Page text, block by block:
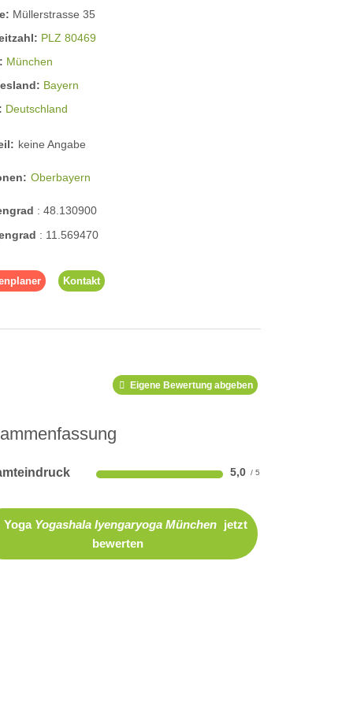
Müllerstrasse 35
PLZ 80469
München
Bayern
Deutschland
keine Angabe
Oberbayern
:48.130900
: 11.569470
Kontakt
Eigene Bewertung abgeben
5,0
Yoga Yogashala Iyengaryoga München jetzt
bewerten